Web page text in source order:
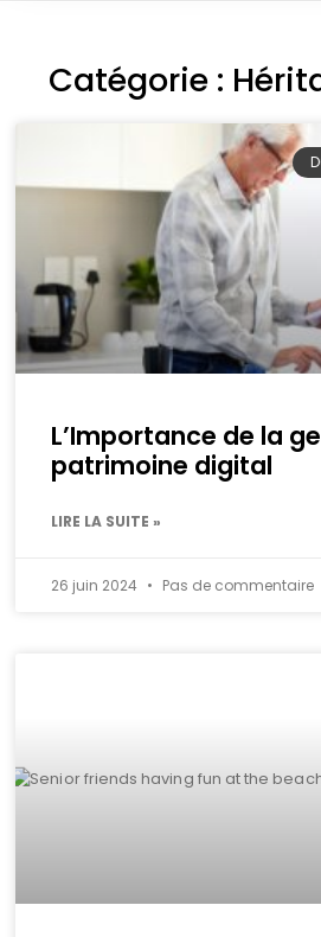
Catégorie :
L’Importance de la
patrimoine digital
LIRE LA SUITE »
26 juin 2024 Pas de commentaire